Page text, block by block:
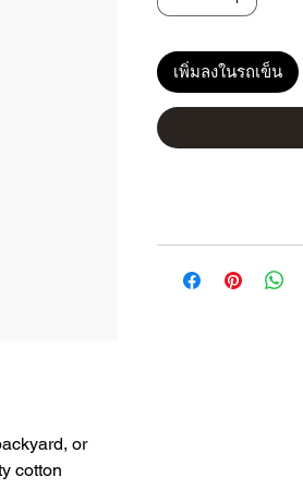
or
cotton
เพิ่มลงในรถเข็น